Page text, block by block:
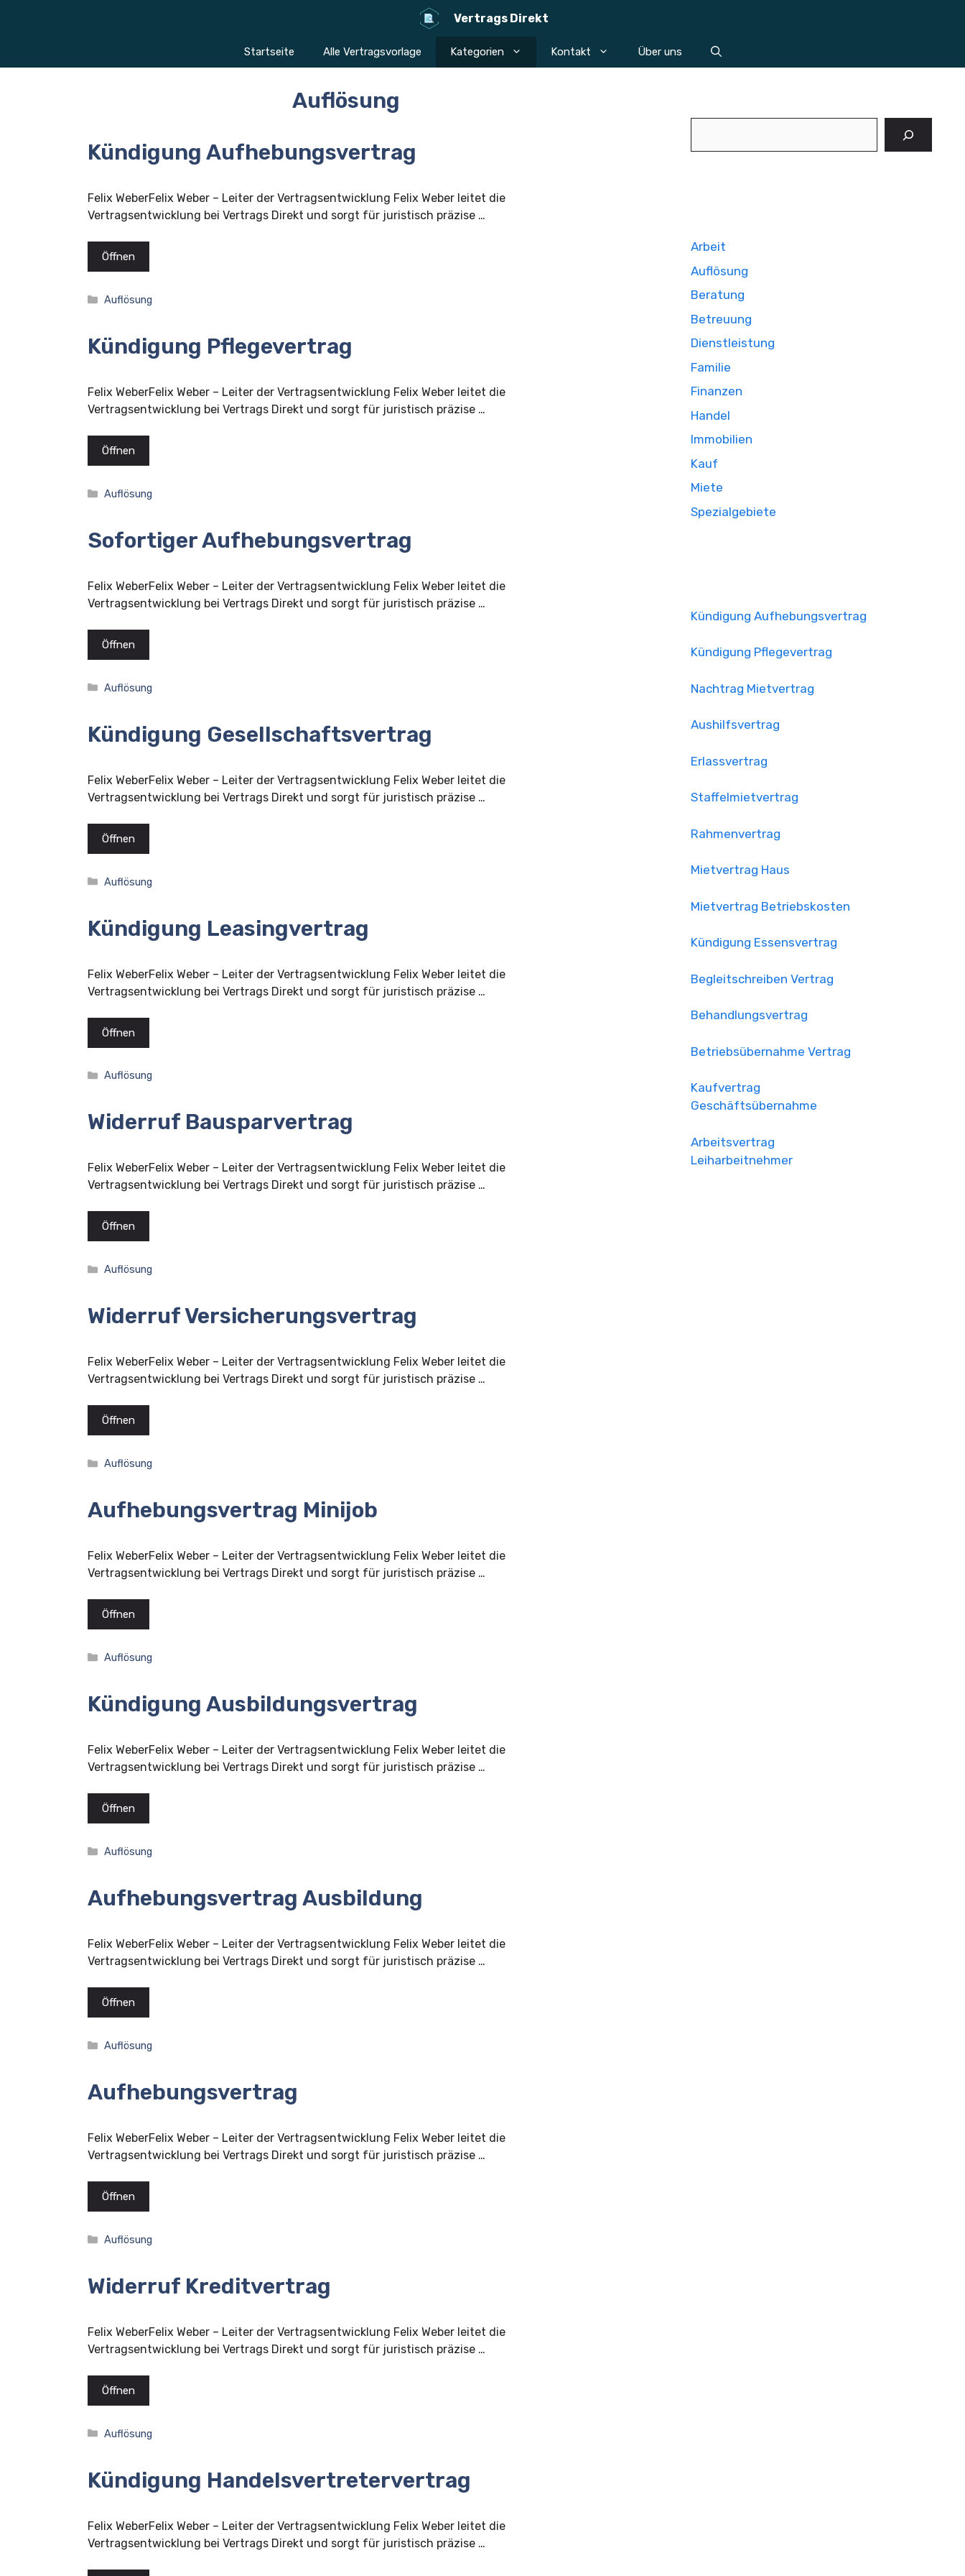
Vertrags Direkt
Startseite Alle Vertragsvorlage Kategorien Kontakt Über uns
Auflösung
Kündigung Aufhebungsvertrag
Felix WeberFelix Weber – Leiter der Vertragsentwicklung Felix Weber leitet die
Vertragsentwicklung bei Vertrags Direkt und sorgt für juristisch präzise …
Öffnen
Kategorien
Auflösung
Kündigung Pflegevertrag
Felix WeberFelix Weber – Leiter der Vertragsentwicklung Felix Weber leitet die
Vertragsentwicklung bei Vertrags Direkt und sorgt für juristisch präzise …
Öffnen
Kategorien
Auflösung
Sofortiger Aufhebungsvertrag
Felix WeberFelix Weber – Leiter der Vertragsentwicklung Felix Weber leitet die
Vertragsentwicklung bei Vertrags Direkt und sorgt für juristisch präzise …
Öffnen
Kategorien
Auflösung
Kündigung Gesellschaftsvertrag
Felix WeberFelix Weber – Leiter der Vertragsentwicklung Felix Weber leitet die
Vertragsentwicklung bei Vertrags Direkt und sorgt für juristisch präzise …
Öffnen
Kategorien
Auflösung
Kündigung Leasingvertrag
Felix WeberFelix Weber – Leiter der Vertragsentwicklung Felix Weber leitet die
Vertragsentwicklung bei Vertrags Direkt und sorgt für juristisch präzise …
Öffnen
Kategorien
Auflösung
Widerruf Bausparvertrag
Felix WeberFelix Weber – Leiter der Vertragsentwicklung Felix Weber leitet die
Vertragsentwicklung bei Vertrags Direkt und sorgt für juristisch präzise …
Öffnen
Kategorien
Auflösung
Widerruf Versicherungsvertrag
Felix WeberFelix Weber – Leiter der Vertragsentwicklung Felix Weber leitet die
Vertragsentwicklung bei Vertrags Direkt und sorgt für juristisch präzise …
Öffnen
Kategorien
Auflösung
Aufhebungsvertrag Minijob
Felix WeberFelix Weber – Leiter der Vertragsentwicklung Felix Weber leitet die
Vertragsentwicklung bei Vertrags Direkt und sorgt für juristisch präzise …
Öffnen
Kategorien
Auflösung
Kündigung Ausbildungsvertrag
Felix WeberFelix Weber – Leiter der Vertragsentwicklung Felix Weber leitet die
Vertragsentwicklung bei Vertrags Direkt und sorgt für juristisch präzise …
Öffnen
Kategorien
Auflösung
Aufhebungsvertrag Ausbildung
Felix WeberFelix Weber – Leiter der Vertragsentwicklung Felix Weber leitet die
Vertragsentwicklung bei Vertrags Direkt und sorgt für juristisch präzise …
Öffnen
Kategorien
Auflösung
Aufhebungsvertrag
Felix WeberFelix Weber – Leiter der Vertragsentwicklung Felix Weber leitet die
Vertragsentwicklung bei Vertrags Direkt und sorgt für juristisch präzise …
Öffnen
Kategorien
Auflösung
Widerruf Kreditvertrag
Felix WeberFelix Weber – Leiter der Vertragsentwicklung Felix Weber leitet die
Vertragsentwicklung bei Vertrags Direkt und sorgt für juristisch präzise …
Öffnen
Kategorien
Auflösung
Kündigung Handelsvertretervertrag
Felix WeberFelix Weber – Leiter der Vertragsentwicklung Felix Weber leitet die
Vertragsentwicklung bei Vertrags Direkt und sorgt für juristisch präzise …
Arbeit
Auflösung
Beratung
Betreuung
Dienstleistung
Familie
Finanzen
Handel
Immobilien
Kauf
Miete
Spezialgebiete
Kündigung Aufhebungsvertrag
Kündigung Pflegevertrag
Nachtrag Mietvertrag
Aushilfsvertrag
Erlassvertrag
Staffelmietvertrag
Rahmenvertrag
Mietvertrag Haus
Mietvertrag Betriebskosten
Kündigung Essensvertrag
Begleitschreiben Vertrag
Behandlungsvertrag
Betriebsübernahme Vertrag
Kaufvertrag
Geschäftsübernahme
Arbeitsvertrag
Leiharbeitnehmer